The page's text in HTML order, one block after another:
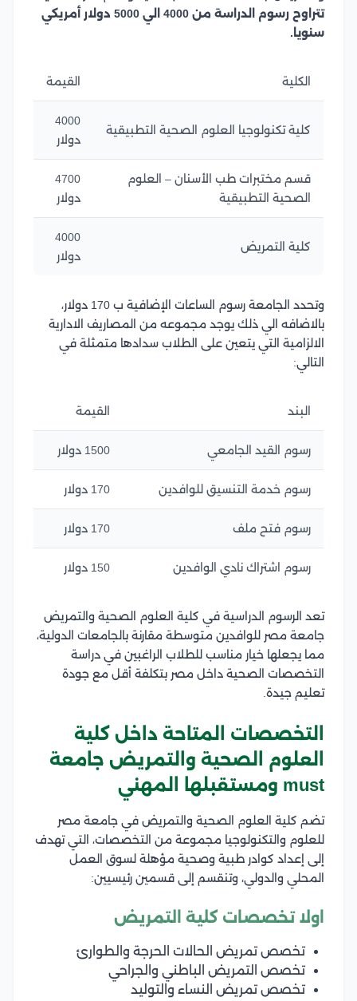
تتراوح رسوم الدراسة من 4000 الي 5000 دولار أمريكي
سنويا.
الكلية القيمة
كلية تكنولوجيا العلوم الصحية التطبيقية
4000
دولار
قسم مختبرات طب الأسنان – العلوم
الصحية التطبيقية
4700
دولار
كلية التمريض
4000
دولار
وتحدد الجامعة رسوم الساعات الإضافية ب 170 دولار،
بالاضافه الي ذلك يوجد مجموعه من المصاريف الادارية
الالزامية التي يتعين على الطلاب سدادها متمثلة في
التالي:
البند القيمة
رسوم القيد الجامعي 1500 دولار
رسوم خدمة التنسيق للوافدين 170 دولار
رسوم فتح ملف 170 دولار
رسوم اشتراك نادي الوافدين 150 دولار
تعد الرسوم الدراسية في كلية العلوم الصحية والتمريض
جامعة مصر للوافدين متوسطة مقارنة بالجامعات الدولية،
مما يجعلها خيار مناسب للطلاب الراغبين في دراسة
التخصصات الصحية داخل مصر بتكلفة أقل مع جودة
تعليم جيدة
التخصصات المتاحة داخل كلية
العلوم الصحية والتمريض جامعة
must ومستقبلها المهني
تضم كلية العلوم الصحية والتمريض في جامعة مصر
للعلوم والتكنولوجيا مجموعة من التخصصات، التي تهدف
إلى إعداد كوادر طبية وصحية مؤهلة لسوق العمل
المحلي والدولي، وتنقسم إلى قسمين رئيسيين:
اولا تخصصات كلية التمريض
تخصص تمريض الحالات الحرجة والطوارئ
تخصص التمريض الباطني والجراحي
تخصص تمريض النساء والتوليد